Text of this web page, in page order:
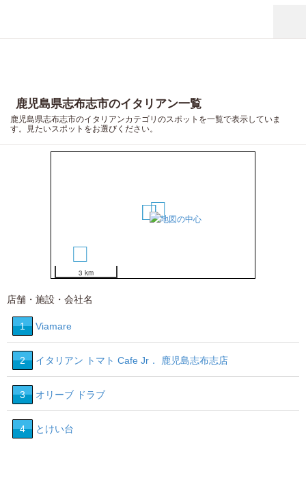
鹿児島県志布志市のイタリアン一覧
鹿児島県志布志市のイタリアンカテゴリのスポットを一覧で表示していま
す。見たいスポットをお選びください。
1
23
3 km
店舗・施設・会社名
1 Viamare
2 イタリアン トマト Cafe Jr． 鹿児島志布志店
3 オリーブ ドラブ
4 とけい台